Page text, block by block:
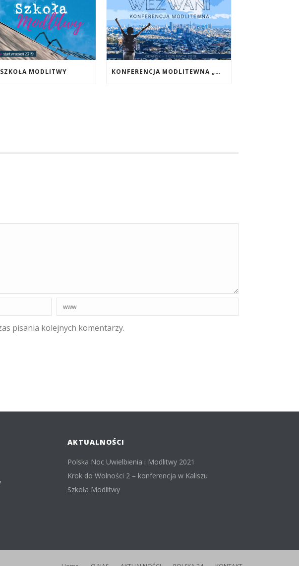
SZKOŁA MODLITWY KONFERENCJA MODLITEWNA „WEZWANI”
pisania kolejnych komentarzy.
AKTUALNOŚCI
Polska Noc Uwielbienia i Modlitwy 2021
Krok do Wolności 2 – konferencja w Kaliszu
Szkoła Modlitwy